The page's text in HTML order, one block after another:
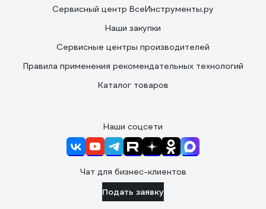
Сервисный центр ВсеИнструменты.ру
Наши закупки
Сервисные центры производителей
Правила применения рекомендательных технологий
Каталог товаров
Наши соцсети
Чат для бизнес-клиентов
Подать заявку